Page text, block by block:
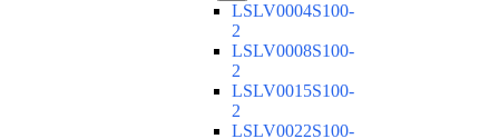
LSLV0004S100-
2
LSLV0008S100-
2
LSLV0015S100-
2
LSLV0022S100-